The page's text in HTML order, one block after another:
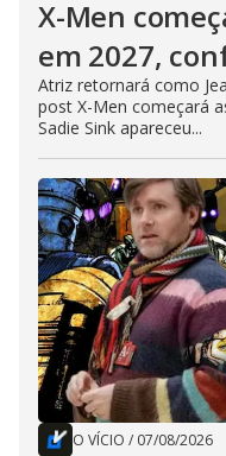
X-Men
em 2027,
Atriz retornará como
post X-Men começará
Sadie Sink apareceu...
O VÍCIO / 07/08/2026